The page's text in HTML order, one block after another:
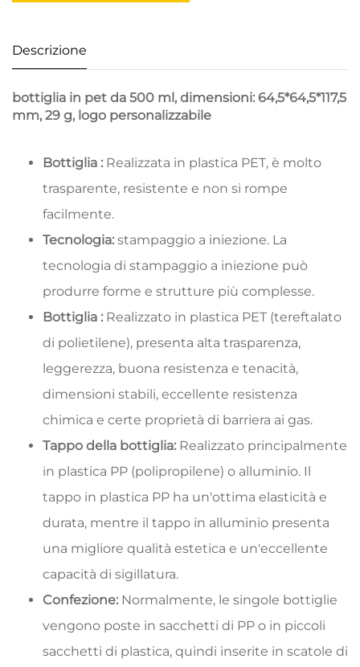
Descrizione
bottiglia in pet da 500 ml, dimensioni: 64,5*64,5*117,5
mm, 29 g, logo personalizzabile
Bottiglia : Realizzata in plastica PET, è molto
trasparente, resistente e non si rompe
facilmente.
Tecnologia: stampaggio a iniezione. La
tecnologia di stampaggio a iniezione può
produrre forme e strutture più complesse.
Bottiglia : Realizzato in plastica PET (tereftalato
di polietilene), presenta alta trasparenza,
leggerezza, buona resistenza e tenacità,
dimensioni stabili, eccellente resistenza
chimica e certe proprietà di barriera ai gas.
Tappo della bottiglia: Realizzato principalmente
in plastica PP (polipropilene) o alluminio. Il
tappo in plastica PP ha un'ottima elasticità e
durata, mentre il tappo in alluminio presenta
una migliore qualità estetica e un'eccellente
capacità di sigillatura.
Confezione: Normalmente, le singole bottiglie
vengono poste in sacchetti di PP o in piccoli
sacchetti di plastica, quindi inserite in scatole di